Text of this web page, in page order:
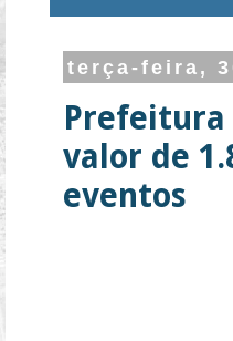
terça-feira,
Prefeitura
valor de
eventos